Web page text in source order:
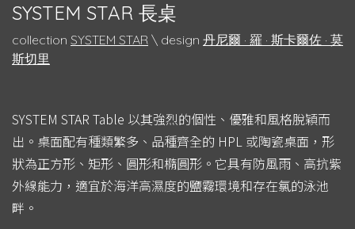
SYSTEM STAR 長桌
collection SYSTEM STAR \ design 丹尼爾 · 羅 · 斯卡爾佐 · 莫
斯切里
SYSTEM STAR Table 以其強烈的個性、優雅和風格脫穎而
出。桌面配有種類繁多、品種齊全的 HPL 或陶瓷桌面，形
狀為正方形、矩形、圓形和橢圓形。它具有防風雨、高抗紫
外線能力，適宜於海洋高濕度的鹽霧環境和存在氯的泳池
畔。